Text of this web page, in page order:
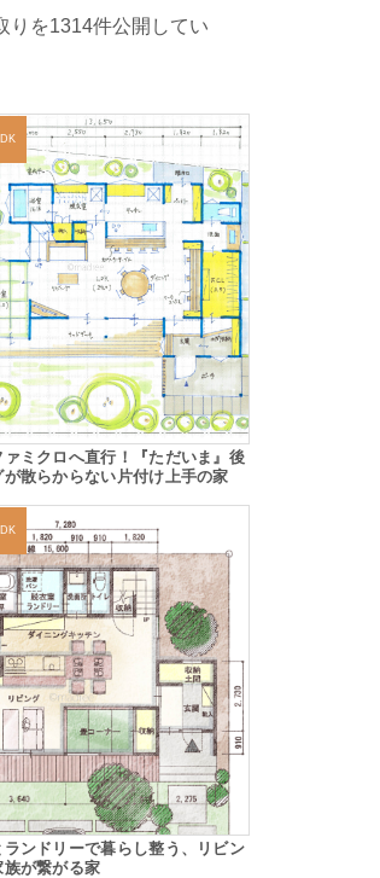
りを1314件公開してい
ミクロへ直行！『ただいま』後
が散らからない片付け上手の家
ランドリーで暮らし整う、リビン
族が繋がる家